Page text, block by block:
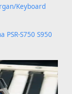
mở dc STYLE ,